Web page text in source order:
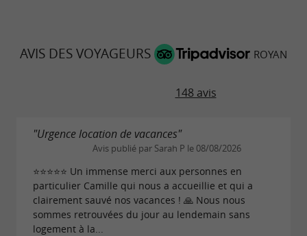
AVIS DES VOYAGEURS ROYAN
148 avis
"Urgence location de vacances"
Avis publié par Sarah P le 08/08/2026
⭐⭐⭐⭐⭐ Un immense merci aux personnes en
particulier Camille qui nous a accueillie et qui a
clairement sauvé nos vacances ! 🙏 Nous nous
sommes retrouvées du jour au lendemain sans
logement à la...